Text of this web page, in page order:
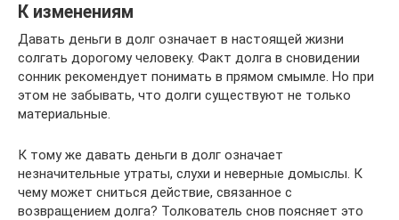
К изменениям
Давать деньги в долг означает в настоящей жизни
солгать дорогому человеку. Факт долга в сновидении
сонник рекомендует понимать в прямом смымле. Но при
этом не забывать, что долги существуют не только
материальные.
К тому же давать деньги в долг означает
незначительные утраты, слухи и неверные домыслы. К
чему может сниться действие, связанное с
возвращением долга? Толкователь снов поясняет это